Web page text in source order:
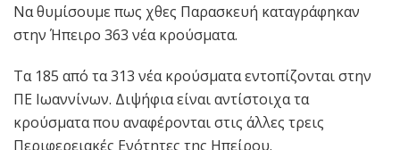
Να θυμίσουμε πως χθες Παρασκευή καταγράφηκαν
στην Ήπειρο 363 νέα κρούσματα.
Tα 185 από τα 313 νέα κρούσματα εντοπίζονται στην
ΠΕ Ιωαννίνων. Διψήφια είναι αντίστοιχα τα
κρούσματα που αναφέρονται στις άλλες τρεις
Περιφερειακές Ενότητες της Ηπείρου.